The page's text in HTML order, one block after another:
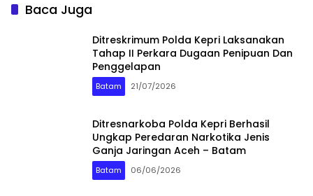
Baca Juga
Ditreskrimum Polda Kepri Laksanakan
Tahap II Perkara Dugaan Penipuan Dan
Penggelapan
Batam 21/07/2026
Ditresnarkoba Polda Kepri Berhasil
Ungkap Peredaran Narkotika Jenis
Ganja Jaringan Aceh – Batam
Batam 06/06/2026